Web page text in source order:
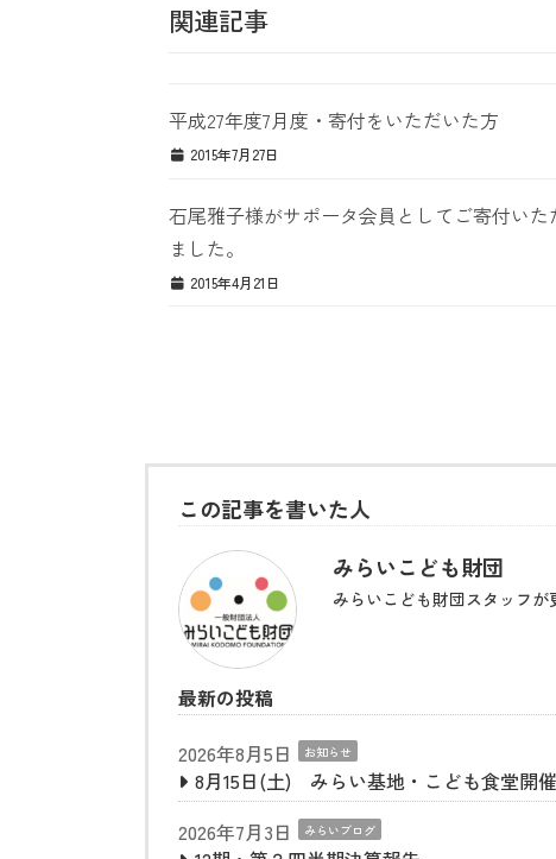
関連記事
平成27年度7月度・寄付をいただいた方
2015年7月27日
石尾雅子様がサポータ会員としてご寄付いた
ました。
2015年4月21日
この記事を書いた人
みらいこども財団
みらいこども財団スタッフが
最新の投稿
2026年8月5日
お知らせ
8月15日(土) みらい基地・こども食堂開
2026年7月3日
みらいブログ